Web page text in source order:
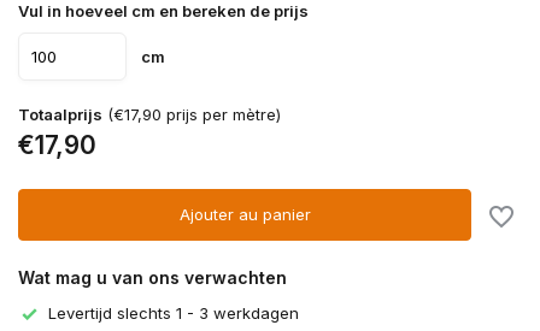
Vul in hoeveel cm en bereken de prijs
cm
Totaalprijs (€17,90 prijs per mètre)
€17,90
Ajouter au panier
Wat mag u van ons verwachten
Levertijd slechts 1 - 3 werkdagen